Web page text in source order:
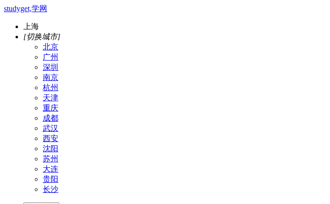
studyget,学网
上海
[切换城市]
北京
广州
深圳
南京
杭州
天津
重庆
成都
武汉
西安
沈阳
苏州
大连
贵阳
长沙